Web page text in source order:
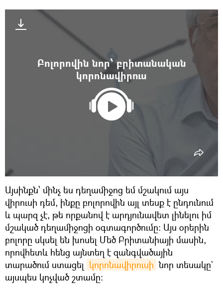
Բոլորովին նոր՝ բրիտանական
կորոնավիրուս
Այսինքն՝ մինչ ես դեղամիջոց եմ մշակում այս
վիրուսի դեմ, ինքը բոլորովին այլ տեսք է ընդունում
և պարզ չէ, թե որքանով է արդյունավետ լինելու իմ
մշակած դեղամիջոցի օգտագործումը։ Այս օրերին
բոլորը սկսել են խոսել Մեծ Բրիտանիայի մասին,
որովհետև հենց այնտեղ է զանգվածային
տարածում ստացել կորոնավիրուսի նոր տեսակը`
այսպես կոչված շտամը։